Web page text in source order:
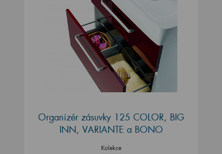
Organizér zásuvky 125 COLOR, BIG
INN, VARIANTE a BONO
Kolekce